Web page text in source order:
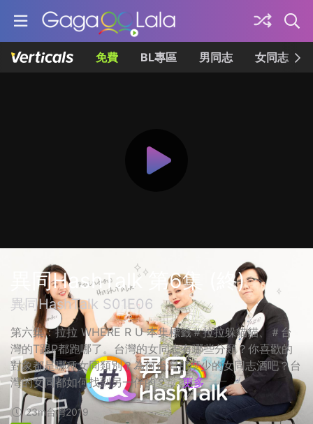
免費 BL專區 男同志 女同志
異同HashTalk 第6集 (終)
異同HashTalk S01E06
第六集：拉拉 WHERE R U 本集標籤＃拉拉躲貓貓、＃台
灣的T跟P都跑哪了。台灣的女同志有哪些分類？你喜歡的
對象都是哪種女同類別？為何台灣那麼少的女同志酒吧？台
灣的女同都如何找到另一伴的？ ... 更多
23m台灣2019